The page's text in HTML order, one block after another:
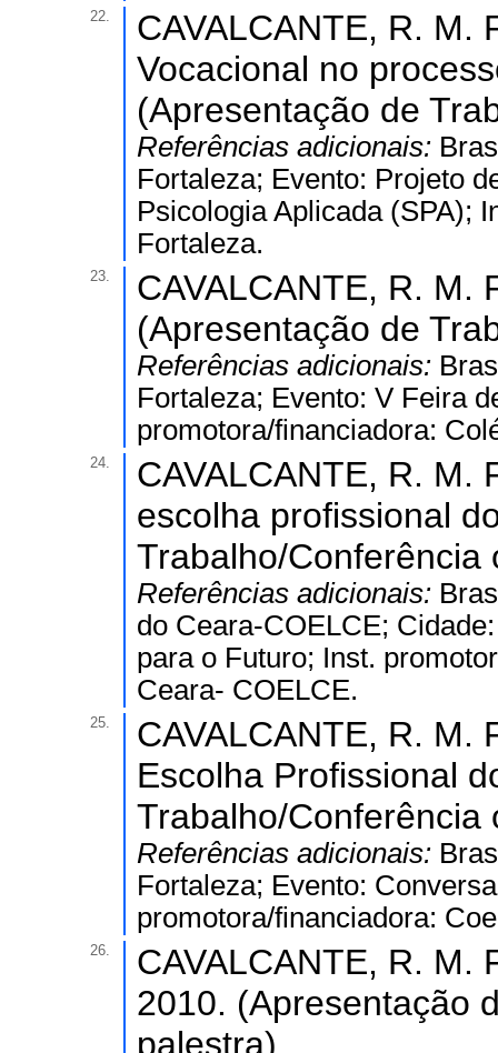
22.
CAVALCANTE, R. M.
Vocacional no
(Apresentação de
Referências adicionais:
Fortaleza; Evento: Projeto
Psicologia Aplicada (SPA);
Fortaleza.
23.
CAVALCANTE, R. M.
(Apresentação de
Referências adicionais:
Fortaleza; Evento: V Feira
promotora/financiadora:
24.
CAVALCANTE, R. M.
escolha profissional
Trabalho/Conferência
Referências adicionais:
do Ceara-COELCE;
para o Futuro; Inst.
Ceara- COELCE.
25.
CAVALCANTE, R. M.
Escolha Profissional
Trabalho/Conferência
Referências adicionais:
Fortaleza; Evento:
promotora/financiadora:
26.
CAVALCANTE, R. M.
2010. (Apresentação
palestra).